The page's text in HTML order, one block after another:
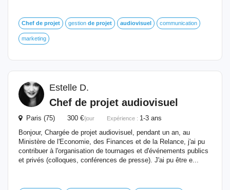
Chef de projet gestion de projet audiovisuel communication
marketing
Estelle D.
Chef de projet audiovisuel
Paris (75) 300 €/jour Expérience : 1-3 ans
Bonjour, Chargée de projet audiovisuel, pendant un an, au
Ministère de l'Economie, des Finances et de la Relance, j'ai pu
contribuer à l'organisation de tournages et d'événements publics
et privés (colloques, conférences de presse). J'ai pu être e...